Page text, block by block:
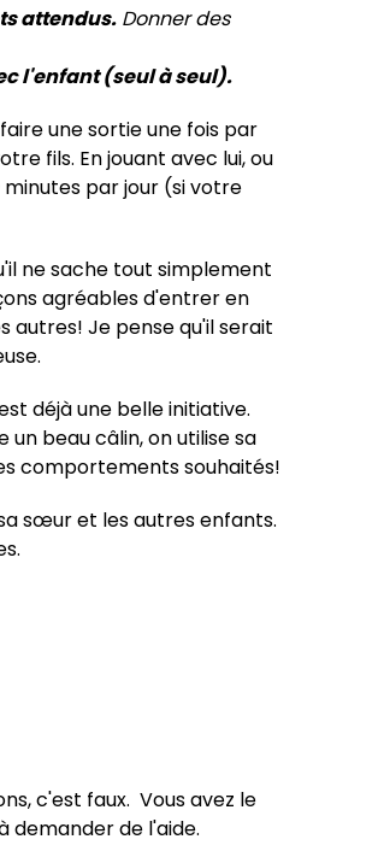
attendus. Donner des
l'enfant (seul à seul).
une sortie une fois par
fils. En jouant avec lui, ou
par jour (si votre
ne sache tout simplement
agréables d'entrer en
autres! Je pense qu'il serait
déjà une belle initiative.
beau câlin, on utilise sa
comportements souhaités!
sœur et les autres enfants.
c'est faux. Vous avez le
demander de l'aide.